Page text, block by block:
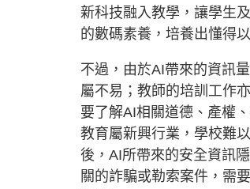
新科技融入教學，讓學生
的數碼素養，培養出懂得
不過，由於AI帶來的資訊
屬不易；教師的培訓工作
要了解AI相關道德、產權
教育屬新興行業，學校難
後，AI所帶來的安全資訊
關的詐騙或勒索案件，需